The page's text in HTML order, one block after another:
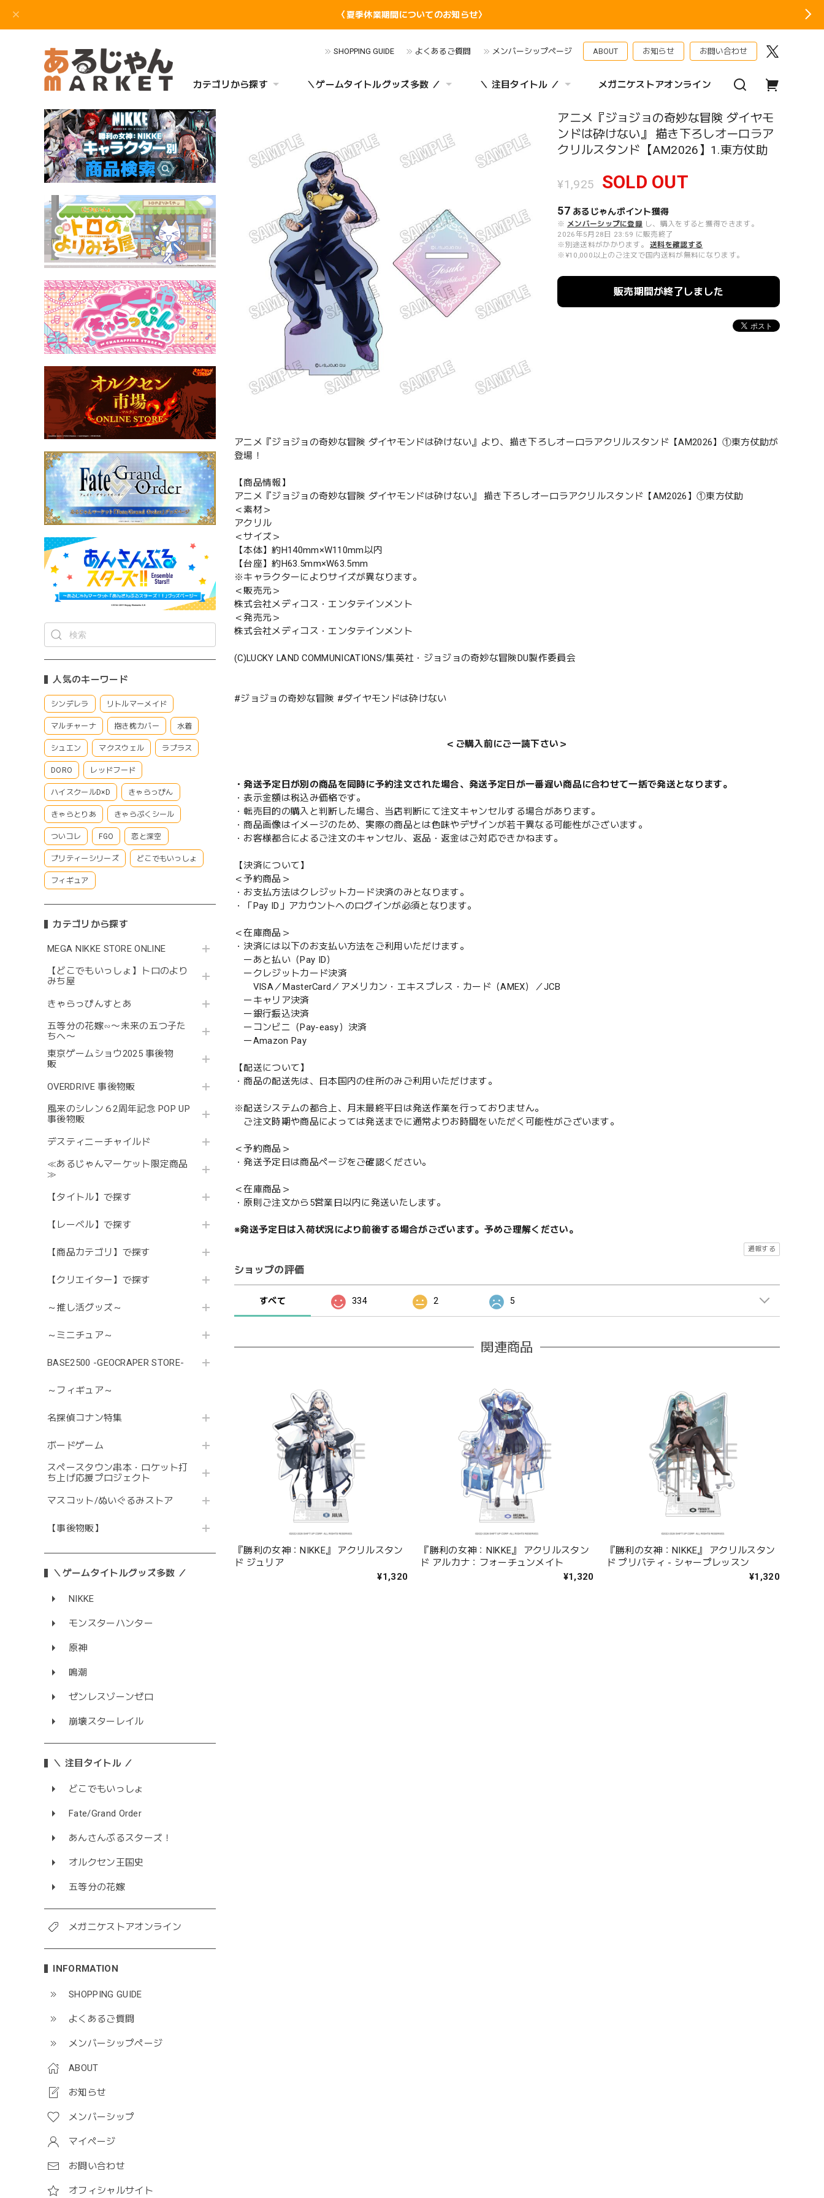
〈夏季休業期間についてのお知らせ〉
SHOPPING GUIDE よくあるご質問 メンバーシップページ ABOUT お知らせ お問い合わせ
カテゴリから探す ＼ゲームタイトルグッズ多数 ／ ＼ 注目タイトル ／ メガニケストアオンライン
人気のキーワード
シンデレラ リトルマーメイド
マルチャーナ 抱き枕カバー 水着
シュエン マクスウェル ラプラス
DORO レッドフード
ハイスクールD×D きゃらっぴん
きゃらとりあ きゃらぷくシール
ついコレ FGO 恋と深空
プリティーシリーズ どこでもいっしょ
フィギュア
カテゴリから探す
MEGA NIKKE STORE ONLINE
【どこでもいっしょ】トロのより
みち屋
きゃらっぴんすとあ
五等分の花嫁∽〜未来の五つ子た
ちへ〜
東京ゲームショウ2025 事後物
販
OVERDRIVE 事後物販
風来のシレン６2周年記念 POP UP
事後物販
デスティニーチャイルド
≪あるじゃんマーケット限定商品
≫
【タイトル】で探す
【レーベル】で探す
【商品カテゴリ】で探す
【クリエイター】で探す
～推し活グッズ～
～ミニチュア～
BASE2500 -GEOCRAPER STORE-
～フィギュア～
名探偵コナン特集
ボードゲーム
スペースタウン串本・ロケット打
ち上げ応援プロジェクト
マスコット/ぬいぐるみストア
【事後物販】
＼ゲームタイトルグッズ多数 ／
NIKKE
モンスターハンター
原神
鳴潮
ゼンレスゾーンゼロ
崩壊スターレイル
＼ 注目タイトル ／
どこでもいっしょ
Fate/Grand Order
あんさんぶるスターズ！
オルクセン王国史
五等分の花嫁
メガニケストアオンライン
INFORMATION
SHOPPING GUIDE
よくあるご質問
メンバーシップページ
ABOUT
お知らせ
メンバーシップ
マイページ
お問い合わせ
オフィシャルサイト
アニメ『ジョジョの奇妙な冒険 ダイヤモ
ンドは砕けない』 描き下ろしオーロラア
クリルスタンド【AM2026】1.東方仗助
¥1,925 SOLD OUT
57 あるじゃんポイント獲得
※ メンバーシップに登録 し、購入をすると獲得できます。
2026年5月28日 23:59 に販売終了
※別途送料がかかります。
送料を確認する
※¥10,000以上のご注文で国内送料が無料になります。
販売期間が終了しました
アニメ『ジョジョの奇妙な冒険 ダイヤモンドは砕けない』より、描き下ろしオーロラアクリルスタンド【AM2026】①東方仗助が
登場！
【商品情報】
アニメ『ジョジョの奇妙な冒険 ダイヤモンドは砕けない』 描き下ろしオーロラアクリルスタンド【AM2026】①東方仗助
＜素材＞
アクリル
＜サイズ＞
【本体】約H140mm×W110mm以内
【台座】約H63.5mm×W63.5mm
※キャラクターによりサイズが異なります。
＜販売元＞
株式会社メディコス・エンタテインメント
＜発売元＞
株式会社メディコス・エンタテインメント
(C)LUCKY LAND COMMUNICATIONS/集英社・ジョジョの奇妙な冒険DU製作委員会
#ジョジョの奇妙な冒険 #ダイヤモンドは砕けない
＜ご購入前にご一読下さい＞
・発送予定日が別の商品を同時に予約注文された場合、発送予定日が一番遅い商品に合わせて一括で発送となります。
・表示金額は税込み価格です。
・転売目的の購入と判断した場合、当店判断にて注文キャンセルする場合があります。
・商品画像はイメージのため、実際の商品とは色味やデザインが若干異なる可能性がございます。
・お客様都合によるご注文のキャンセル、返品・返金はご対応できかねます。
【決済について】
＜予約商品＞
・お支払方法はクレジットカード決済のみとなります。
・「Pay ID」アカウントへのログインが必須となります。
＜在庫商品＞
・決済には以下のお支払い方法をご利用いただけます。
ーあと払い（Pay ID）
ークレジットカード決済
VISA／MasterCard／アメリカン・エキスプレス・カード（AMEX）／JCB
ーキャリア決済
ー銀行振込決済
ーコンビニ（Pay-easy）決済
ーAmazon Pay
【配送について】
・商品の配送先は、日本国内の住所のみご利用いただけます。
※配送システムの都合上、月末最終平日は発送作業を行っておりません。
ご注文時期や商品によっては発送までに通常よりお時間をいただく可能性がございます。
＜予約商品＞
・発送予定日は商品ページをご確認ください。
＜在庫商品＞
・原則ご注文から5営業日以内に発送いたします。
※発送予定日は入荷状況により前後する場合がございます。予めご理解ください。
通報する
ショップの評価
すべて 334 2 5
関連商品
『勝利の女神：NIKKE』 アクリルスタン
ド ジュリア
¥1,320
『勝利の女神：NIKKE』 アクリルスタン
ド アルカナ：フォーチュンメイト
¥1,320
『勝利の女神：NIKKE』 アクリルスタン
ド プリバティ - シャープレッスン
¥1,320